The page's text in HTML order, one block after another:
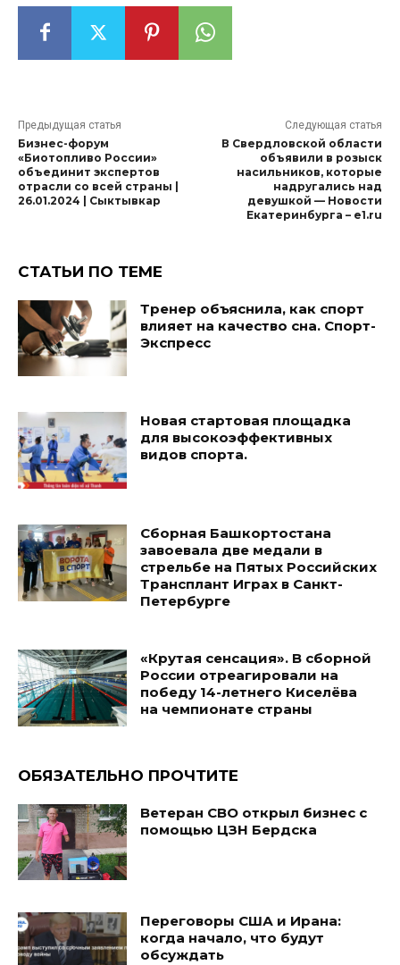
Предыдущая статья
Бизнес-форум
«Биотопливо России»
объединит экспертов
отрасли со всей страны |
26.01.2024 | Сыктывкар
Следующая статья
В Свердловской области
объявили в розыск
насильников, которые
надругались над
девушкой — Новости
Екатеринбурга – e1.ru
СТАТЬИ ПО ТЕМЕ
Тренер объяснила, как спорт
влияет на качество сна. Спорт-
Экспресс
Новая стартовая площадка
для высокоэффективных
видов спорта.
Сборная Башкортостана
завоевала две медали в
стрельбе на Пятых Российских
Трансплант Играх в Санкт-
Петербурге
«Крутая сенсация». В сборной
России отреагировали на
победу 14-летнего Киселёва
на чемпионате страны
ОБЯЗАТЕЛЬНО ПРОЧТИТЕ
Ветеран СВО открыл бизнес с
помощью ЦЗН Бердска
Переговоры США и Ирана:
когда начало, что будут
обсуждать